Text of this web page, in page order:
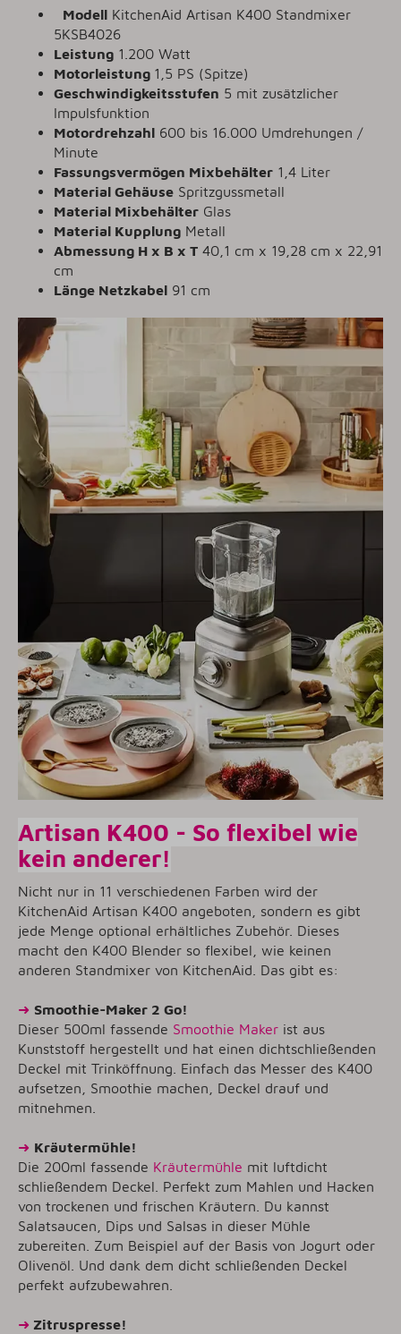
Modell KitchenAid Artisan K400 Standmixer
5KSB4026
Leistung 1.200 Watt
Motorleistung 1,5 PS (Spitze)
Geschwindigkeitsstufen 5 mit zusätzlicher
Impulsfunktion
Motordrehzahl 600 bis 16.000 Umdrehungen /
Minute
Fassungsvermögen Mixbehälter 1,4 Liter
Material Gehäuse Spritzgussmetall
Material Mixbehälter Glas
Material Kupplung Metall
Abmessung H x B x T 40,1 cm x 19,28 cm x 22,91
cm
Länge Netzkabel 91 cm
Artisan K400 - So flexibel wie
kein anderer!
Nicht nur in 11 verschiedenen Farben wird der
KitchenAid Artisan K400 angeboten, sondern es gibt
jede Menge optional erhältliches Zubehör. Dieses
macht den K400 Blender so flexibel, wie keinen
anderen Standmixer von KitchenAid. Das gibt es:
➜ Smoothie-Maker 2 Go!
Dieser 500ml fassende Smoothie Maker ist aus
Kunststoff hergestellt und hat einen dichtschließenden
Deckel mit Trinköffnung. Einfach das Messer des K400
aufsetzen, Smoothie machen, Deckel drauf und
mitnehmen.
➜ Kräutermühle!
Die 200ml fassende Kräutermühle mit luftdicht
schließendem Deckel. Perfekt zum Mahlen und Hacken
von trockenen und frischen Kräutern. Du kannst
Salatsaucen, Dips und Salsas in dieser Mühle
zubereiten. Zum Beispiel auf der Basis von Jogurt oder
Olivenöl. Und dank dem dicht schließenden Deckel
perfekt aufzubewahren.
➜ Zitruspresse!